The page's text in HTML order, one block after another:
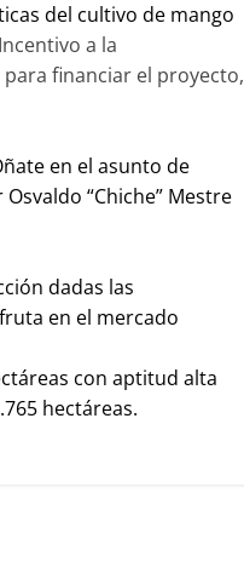
del cultivo de mango
a la
para financiar el proyecto,
en el asunto de
“Chiche” Mestre
dadas las
en el mercado
con aptitud alta
hectáreas.